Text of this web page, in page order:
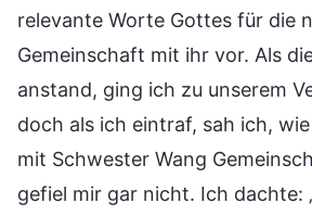
relevante Worte Gottes für die
Gemeinschaft mit ihr vor. Als
anstand, ging ich zu unserem
doch als ich eintraf, sah ich,
mit Schwester Wang
gefiel mir gar nicht. Ich dachte: